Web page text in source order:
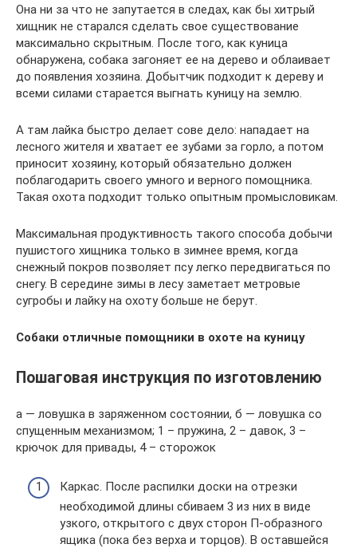
Она ни за что не запутается в следах, как бы хитрый
хищник не старался сделать свое существование
максимально скрытным. После того, как куница
обнаружена, собака загоняет ее на дерево и облаивает
до появления хозяина. Добытчик подходит к дереву и
всеми силами старается выгнать куницу на землю.
А там лайка быстро делает сове дело: нападает на
лесного жителя и хватает ее зубами за горло, а потом
приносит хозяину, который обязательно должен
поблагодарить своего умного и верного помощника.
Такая охота подходит только опытным промысловикам.
Максимальная продуктивность такого способа добычи
пушистого хищника только в зимнее время, когда
снежный покров позволяет псу легко передвигаться по
снегу. В середине зимы в лесу заметает метровые
сугробы и лайку на охоту больше не берут.
Собаки отличные помощники в охоте на куницу
Пошаговая инструкция по изготовлению
а — ловушка в заряженном состоянии, б — ловушка со
спущенным механизмом; 1 – пружина, 2 – давок, 3 –
крючок для привады, 4 – сторожок
Каркас. После распилки доски на отрезки
необходимой длины сбиваем 3 из них в виде
узкого, открытого с двух сторон П-образного
ящика (пока без верха и торцов). В оставшейся